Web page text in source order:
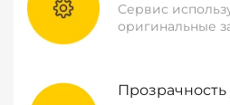
Сервис
оригинальные
Прозрачность